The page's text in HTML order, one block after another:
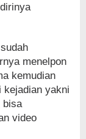
menelpon
kemudian
kejadian yakni
bisa
video